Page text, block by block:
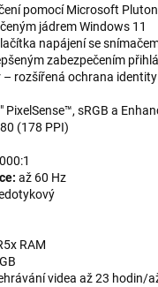
pomocí Microsoft
jádrem Windows 11
napájení se
zabezpečením
rozšířená ochrana
sRGB a
(178 PPI)
až 60 Hz
RAM
videa až 23 hodin/